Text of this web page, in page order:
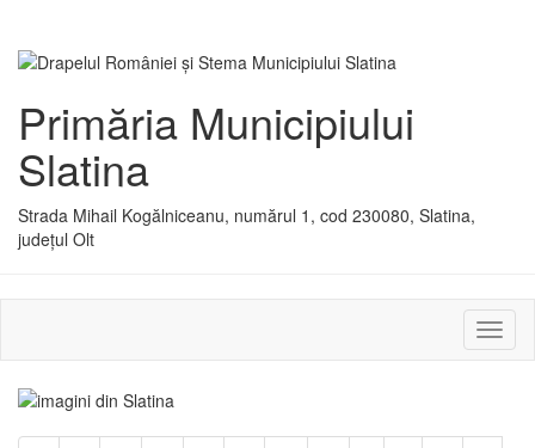
Primăria Municipiului
Slatina
Strada Mihail Kogălniceanu, numărul 1, cod 230080, Slatina,
județul Olt
sau